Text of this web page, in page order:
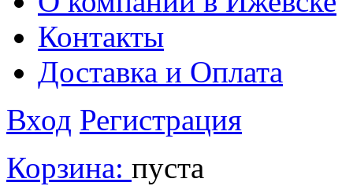
Контакты
Доставка и Оплата
Вход Регистрация
Корзина: пуста